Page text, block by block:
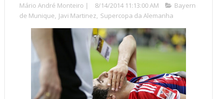
Mário André Monteiro | 8/14/2014 11:13:00 AM
Bayern
de Munique, Javi Martinez, Supercopa da Alemanha